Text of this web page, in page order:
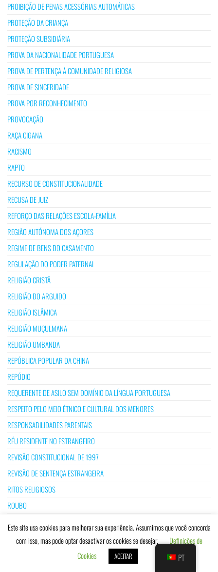
PROIBIÇÃO DE PENAS ACESSÓRIAS AUTOMÁTICAS
PROTEÇÃO DA CRIANÇA
PROTEÇÃO SUBSIDIÁRIA
PROVA DA NACIONALIDADE PORTUGUESA
PROVA DE PERTENÇA À COMUNIDADE RELIGIOSA
PROVA DE SINCERIDADE
PROVA POR RECONHECIMENTO
PROVOCAÇÃO
RAÇA CIGANA
RACISMO
RAPTO
RECURSO DE CONSTITUCIONALIDADE
RECUSA DE JUIZ
REFORÇO DAS RELAÇÕES ESCOLA-FAMÍLIA
REGIÃO AUTÓNOMA DOS AÇORES
REGIME DE BENS DO CASAMENTO
REGULAÇÃO DO PODER PATERNAL
RELIGIÃO CRISTÃ
RELIGIÃO DO ARGUIDO
RELIGIÃO ISLÂMICA
RELIGIÃO MUÇULMANA
RELIGIÃO UMBANDA
REPÚBLICA POPULAR DA CHINA
REPÚDIO
REQUERENTE DE ASILO SEM DOMÍNIO DA LÍNGUA PORTUGUESA
RESPEITO PELO MEIO ÉTNICO E CULTURAL DOS MENORES
RESPONSABILIDADES PARENTAIS
RÉU RESIDENTE NO ESTRANGEIRO
REVISÃO CONSTITUCIONAL DE 1997
REVISÃO DE SENTENÇA ESTRANGEIRA
RITOS RELIGIOSOS
ROUBO
SEPARAÇÃO ENTRE IGREJAS E ESTADO
SEPARAÇÃO ENTRE PAIS E FILHOS
Este site usa cookies para melhorar sua experiência. Assumimos que você concorda
com isso, mas pode optar desactivar os cookies se desejar.
Definições de
Cookies
ACEITAR PT